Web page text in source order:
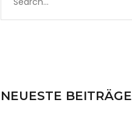
NEUESTE BEITRÄGE